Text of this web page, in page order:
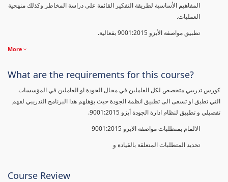
المفاهيم الأساسية لطريقة التفكير القائمة على دراسة المخاطر وكذلك منهجية
العمليات.
تطبيق مواصفة الأيزو 9001:2015 بفعالية.
More
What are the requirements for this course?
كورس تدريبي متخصص لكل العاملين في مجال الجودة او العاملين في المؤسسات
التي تطبق او تسعى الى تطبيق انظمة الجودة حيث يؤهلهم هذا البرنامج التدريبي لفهم
تفصيلي و تطبيق لنظام ادارة الجودة أيزو 9001:2015.
الالمام بمتطلبات مواصفة الايزو 9001:2015
تحديد المتطلبات المتعلقة بالقيادة و
Course Review